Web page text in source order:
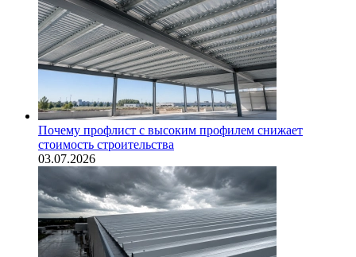
Почему профлист с высоким профилем снижает
стоимость строительства
03.07.2026